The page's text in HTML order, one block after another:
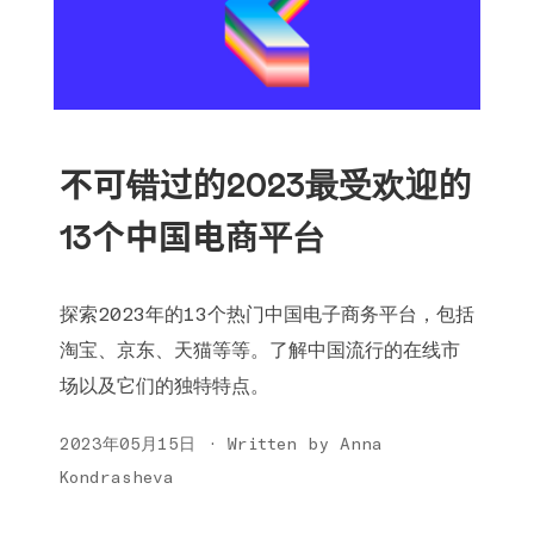
不可错过的2023最受欢迎的
13个中国电商平台
探索2023年的13个热门中国电子商务平台，包括
淘宝、京东、天猫等等。了解中国流行的在线市
场以及它们的独特特点。
2023年05月15日 · Written by Anna
Kondrasheva